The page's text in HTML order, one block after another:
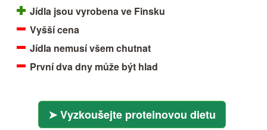
Jídla jsou vyrobena ve Finsku
Vyšší cena
Jídla nemusí všem chutnat
První dva dny může být hlad
Vyzkoušejte proteinovou dietu